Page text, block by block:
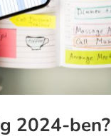
2024-ben?